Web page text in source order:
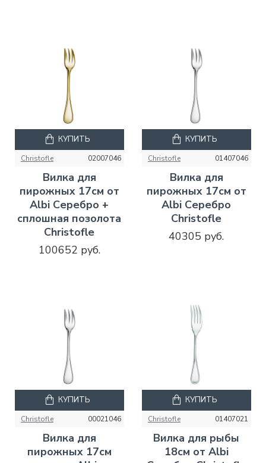
Christofle 02007046
Вилка для
пирожных 17см от
Albi Серебро +
сплошная позолота
Christofle
100652 руб.
КУПИТЬ
Christofle 01407046
Вилка для
пирожных 17см от
Albi Серебро
Christofle
40305 руб.
КУПИТЬ
Christofle 00021046
Вилка для
пирожных 17см
КУПИТЬ
Christofle 01407021
Вилка для рыбы
18см от Albi
КУПИТЬ